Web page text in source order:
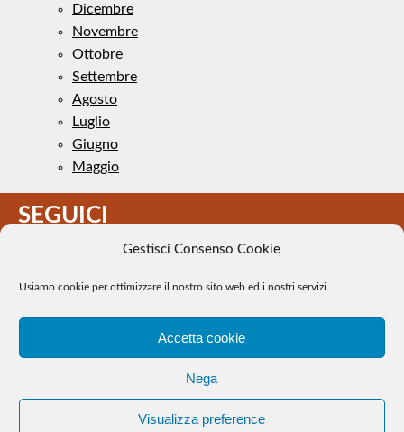
Gestisci Consenso Cookie
Usiamo cookie per ottimizzare il nostro sito web ed i nostri servizi.
Accetta cookie
Nega
Visualizza preference
Dicembre
Novembre
Ottobre
Settembre
Agosto
Luglio
Giugno
Maggio
SEGUICI
pubblico dominio. Se il loro uso costituisce una violazione dei